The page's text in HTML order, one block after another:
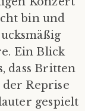
bin und
Ein Blick
dass Britten
Reprise
gespielt